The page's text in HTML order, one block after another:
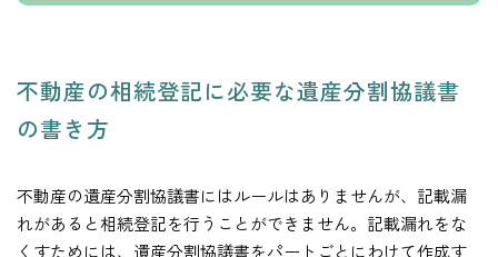
不動産の相続登記に必要な遺産分割協議書
の書き方
不動産の遺産分割協議書にはルールはありませんが、記載漏
れがあると相続登記を行うことができません。記載漏れをな
くすためには、遺産分割協議書をパートごとにわけて作成す